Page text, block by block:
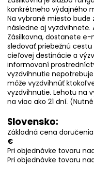
konkrétneho výdajného
Na vybrané miesto bude
následne aj
Zásilkovna, dostanete
sledovať priebežnú
cieľovej destinácie a
informovaní
vyzdvihnutie
môže vyzdvihnúť
vyzdvihnutie. Lehotu na
na viac ako 21 dní.
Slovensko:
Základná cena
€
Pri objednávke tovaru
Pri objednávke tovaru